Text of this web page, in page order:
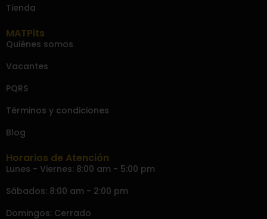
Tienda
MATPits
Quiénes somos
Vacantes
PQRS
Términos y condiciones
Blog
Horarios de Atención
Lunes - Viernes: 8:00 am - 5:00 pm
Sábados: 8:00 am - 2:00 pm
Domingos: Cerrado